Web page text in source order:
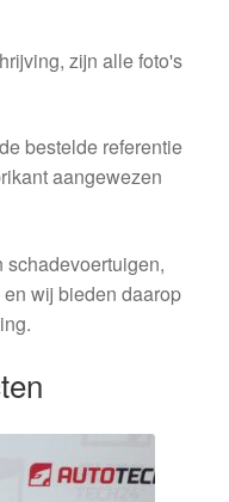
zijn alle foto's
bestelde referentie
aangewezen
schadevoertuigen,
wij bieden daarop